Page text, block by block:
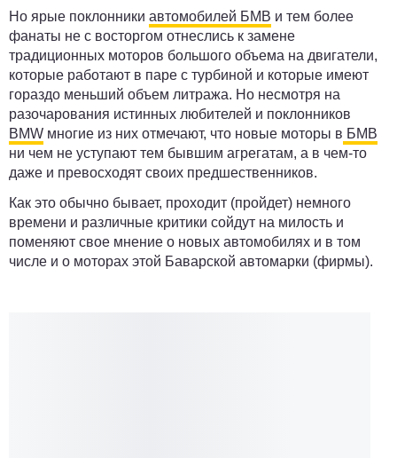
Но ярые поклонники автомобилей БМВ и тем более
фанаты не с восторгом отнеслись к замене
традиционных моторов большого объема на двигатели,
которые работают в паре с турбиной и которые имеют
гораздо меньший объем литража. Но несмотря на
разочарования истинных любителей и поклонников
BMW многие из них отмечают, что новые моторы в БМВ
ни чем не уступают тем бывшим агрегатам, а в чем-то
даже и превосходят своих предшественников.
Как это обычно бывает, проходит (пройдет) немного
времени и различные критики сойдут на милость и
поменяют свое мнение о новых автомобилях и в том
числе и о моторах этой Баварской автомарки (фирмы).